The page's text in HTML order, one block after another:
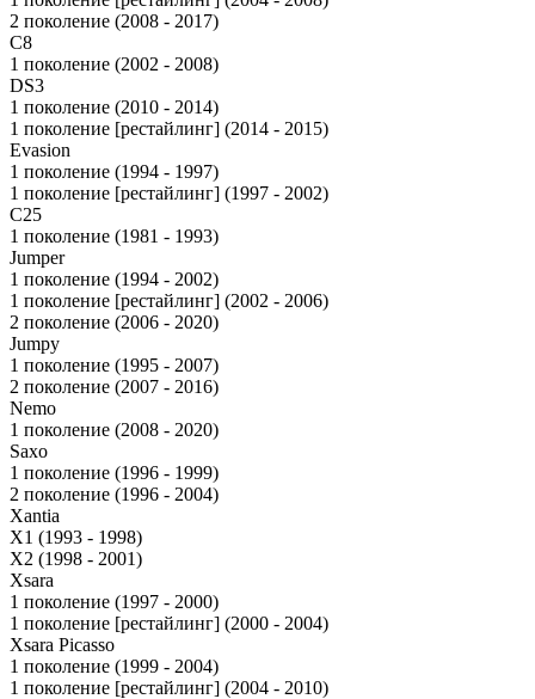
2 поколение (2008 - 2017)
C8
1 поколение (2002 - 2008)
DS3
1 поколение (2010 - 2014)
1 поколение [рестайлинг] (2014 - 2015)
Evasion
1 поколение (1994 - 1997)
1 поколение [рестайлинг] (1997 - 2002)
C25
1 поколение (1981 - 1993)
Jumper
1 поколение (1994 - 2002)
1 поколение [рестайлинг] (2002 - 2006)
2 поколение (2006 - 2020)
Jumpy
1 поколение (1995 - 2007)
2 поколение (2007 - 2016)
Nemo
1 поколение (2008 - 2020)
Saxo
1 поколение (1996 - 1999)
2 поколение (1996 - 2004)
Xantia
X1 (1993 - 1998)
X2 (1998 - 2001)
Xsara
1 поколение (1997 - 2000)
1 поколение [рестайлинг] (2000 - 2004)
Xsara Picasso
1 поколение (1999 - 2004)
1 поколение [рестайлинг] (2004 - 2010)